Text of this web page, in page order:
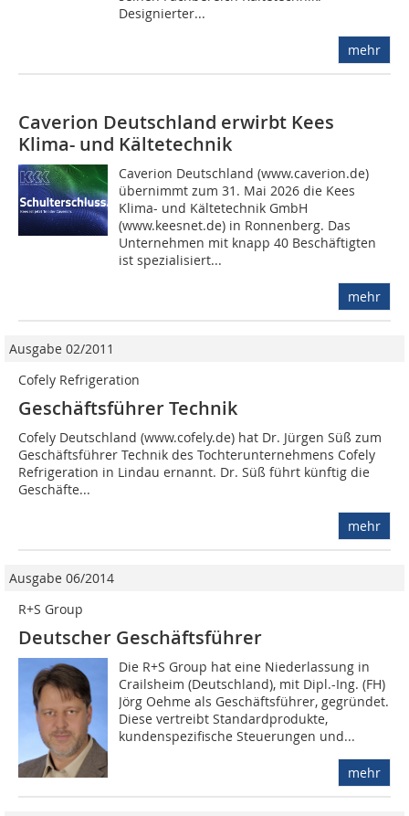
Designierter...
mehr
Caverion Deutschland erwirbt Kees
Klima- und Kältetechnik
Caverion Deutschland (www.caverion.de)
übernimmt zum 31. Mai 2026 die Kees
Klima- und Kältetechnik GmbH
(www.keesnet.de) in Ronnenberg. Das
Unternehmen mit knapp 40 Beschäftigten
ist spezialisiert...
mehr
Ausgabe 02/2011
Cofely Refrigeration
Geschäftsführer Technik
Cofely Deutschland (www.cofely.de) hat Dr. Jürgen Süß zum
Geschäftsführer Technik des Tochterunternehmens Cofely
Refrigeration in Lindau ernannt. Dr. Süß führt künftig die
Geschäfte...
mehr
Ausgabe 06/2014
R+S Group
Deutscher Geschäftsführer
Die R+S Group hat eine Niederlassung in
Crailsheim (Deutschland), mit Dipl.-Ing. (FH)
Jörg Oehme als Geschäftsführer, gegründet.
Diese vertreibt Standardprodukte,
kundenspezifische Steuerungen und...
mehr